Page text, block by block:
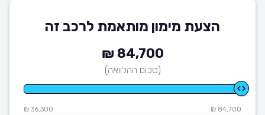
הצעת מימון מותאמת לרכב זה
84,700 ₪
(סכום ההלוואה)
84,700 ₪
36,300 ₪